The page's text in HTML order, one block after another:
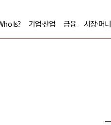
Is? 기업·산업 금융 시장·머니